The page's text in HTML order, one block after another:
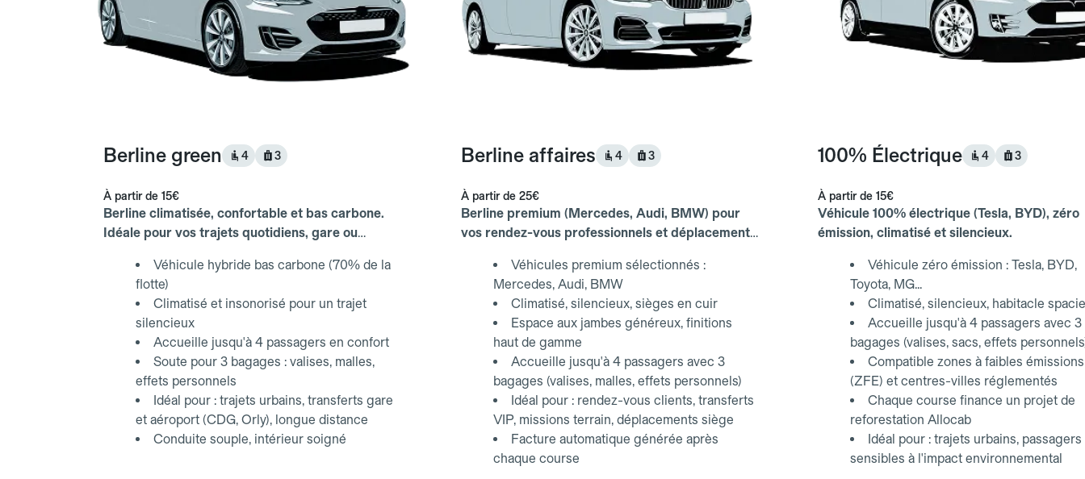
Berline green 4 3
À partir de 15€
Berline climatisée, confortable et bas carbone.
Idéale pour vos trajets quotidiens, gare ou
Véhicule hybride bas carbone (70% de la
flotte)
Climatisé et insonorisé pour un trajet
silencieux
Accueille jusqu'à 4 passagers en confort
Soute pour 3 bagages : valises, malles,
effets personnels
Idéal pour : trajets urbains, transferts gare
et aéroport (CDG, Orly), longue distance
Conduite souple, intérieur soigné
Berline affaires 4 3
À partir de 25€
Berline premium (Mercedes, Audi, BMW) pour
vos rendez-vous professionnels et déplacements
Véhicules premium sélectionnés :
Mercedes, Audi, BMW
Climatisé, silencieux, sièges en cuir
Espace aux jambes généreux, finitions
haut de gamme
Accueille jusqu'à 4 passagers avec 3
bagages (valises, malles, effets personnels)
Idéal pour : rendez-vous clients, transferts
VIP, missions terrain, déplacements siège
Facture automatique générée après
chaque course
100% Électrique 4 3
À partir de 15€
Véhicule 100% électrique (Tesla, BYD), zéro
émission, climatisé et silencieux.
Véhicule zéro émission : Tesla, BYD,
Toyota, MG...
Climatisé, silencieux, habitacle
Accueille jusqu'à 4 passagers avec 3
bagages (valises, sacs, effets
Compatible zones à faibles émissions
(ZFE) et centres-villes réglementés
Chaque course finance un projet de
reforestation Allocab
Idéal pour : trajets urbains, passagers
sensibles à l'impact environnemental